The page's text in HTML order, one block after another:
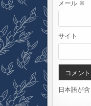
メール ※
サイト
日本語が